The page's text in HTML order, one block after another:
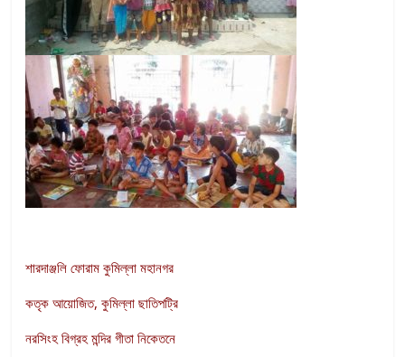
শারদাঞ্জলি ফোরাম কুমিল্লা মহানগর
কতৃক আয়োজিত, কুমিল্লা ছাতিপট্রি
নরসিংহ বিগ্রহ মন্দির গীতা নিকেতনে